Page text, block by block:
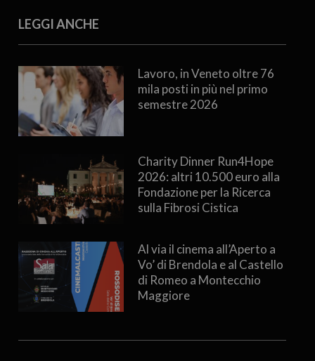
LEGGI ANCHE
Lavoro, in Veneto oltre 76
mila posti in più nel primo
semestre 2026
Charity Dinner Run4Hope
2026: altri 10.500 euro alla
Fondazione per la Ricerca
sulla Fibrosi Cistica
Al via il cinema all’Aperto a
Vo’ di Brendola e al Castello
di Romeo a Montecchio
Maggiore